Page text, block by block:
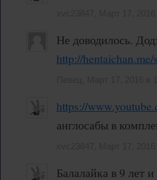
Не доводилось.
http://
https://
англосабы в
Балалайка в 9 лет